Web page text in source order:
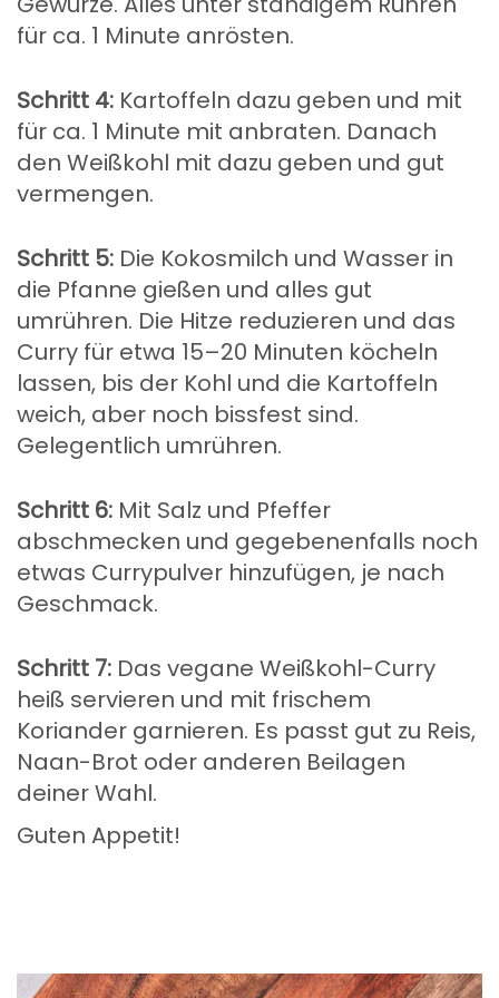
für ca. 1 Minute anrösten.
Schritt 4: Kartoffeln dazu geben und mit
für ca. 1 Minute mit anbraten. Danach
den Weißkohl mit dazu geben und gut
vermengen.
Schritt 5: Die Kokosmilch und Wasser in
die Pfanne gießen und alles gut
umrühren. Die Hitze reduzieren und das
Curry für etwa 15–20 Minuten köcheln
lassen, bis der Kohl und die Kartoffeln
weich, aber noch bissfest sind.
Gelegentlich umrühren.
Schritt 6: Mit Salz und Pfeffer
abschmecken und gegebenenfalls noch
etwas Currypulver hinzufügen, je nach
Geschmack.
Schritt 7: Das vegane Weißkohl-Curry
heiß servieren und mit frischem
Koriander garnieren. Es passt gut zu Reis,
Naan-Brot oder anderen Beilagen
deiner Wahl.
Guten Appetit!